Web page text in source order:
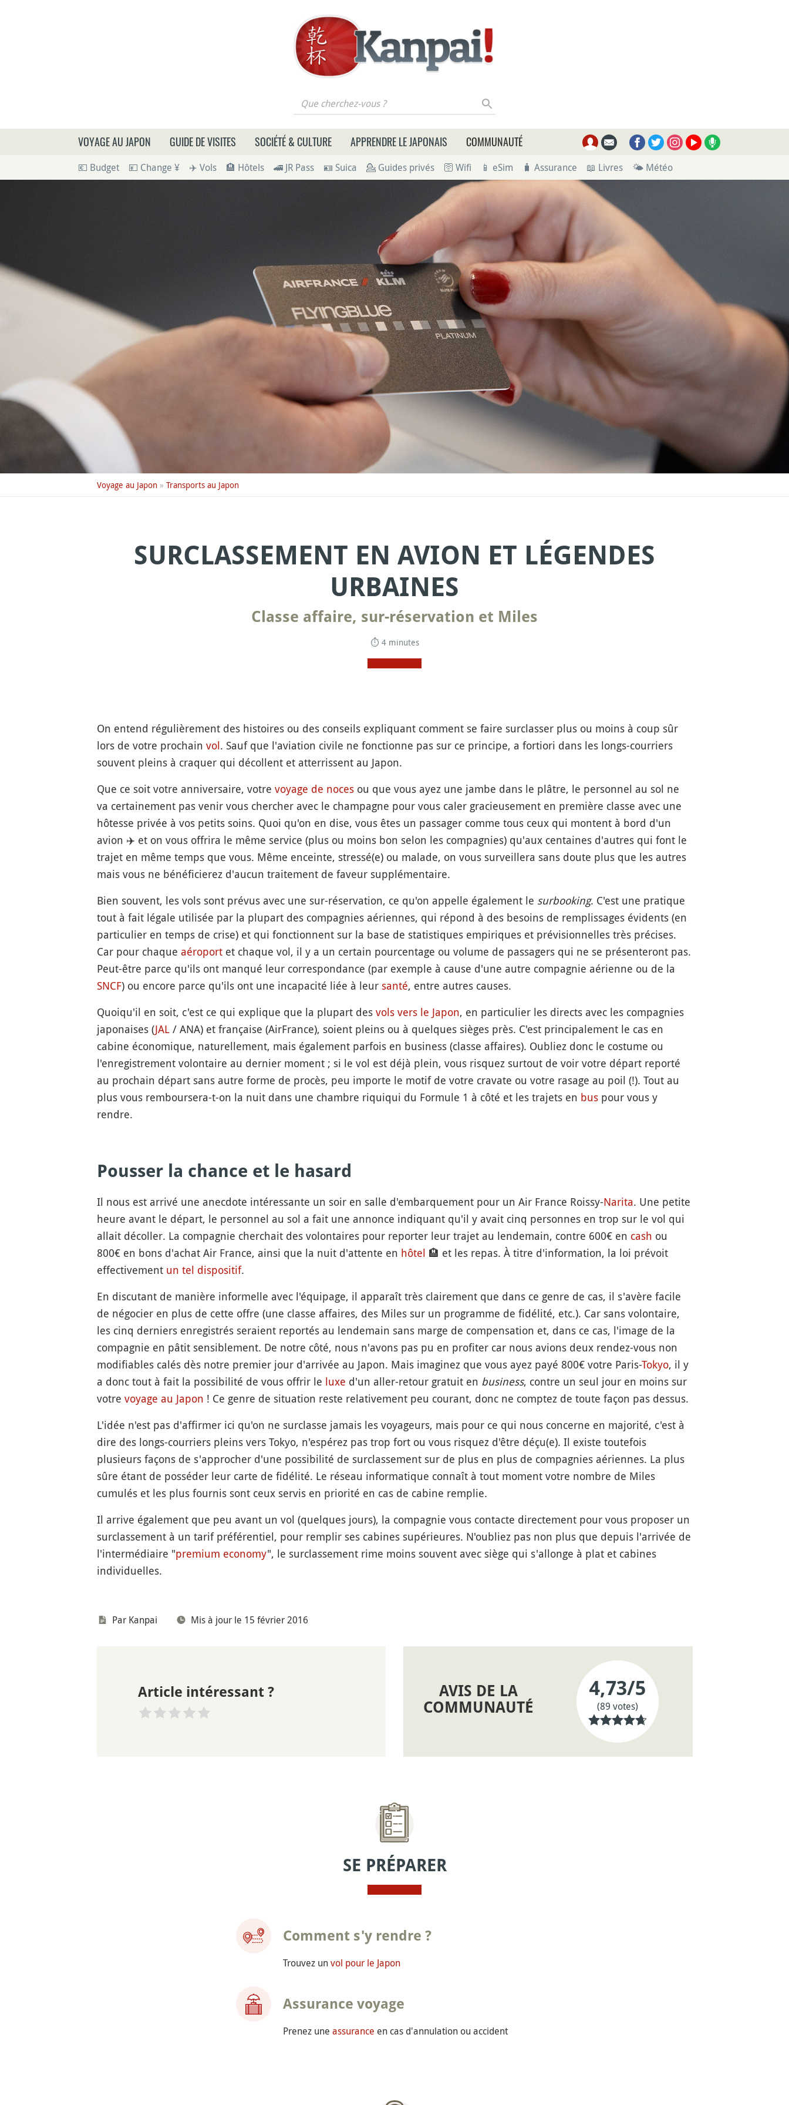
Que cherchez-vous ?
VOYAGE AU JAPON GUIDE DE VISITES SOCIÉTÉ & CULTURE APPRENDRE LE JAPONAIS COMMUNAUTÉ
💶 Budget 💴 Change ¥ ✈️ Vols 🏨 Hôtels 🚄 JR Pass 🪪 Suica 💁 Guides privés 🛜 Wifi 📱 eSim 🧳 Assurance 📖 Livres 🌤 Météo
Voyage au Japon» Transports au Japon
SURCLASSEMENT EN AVION ET LÉGENDES
URBAINES
Classe affaire, sur-réservation et Miles
⏱ 4 minutes
On entend régulièrement des histoires ou des conseils expliquant comment se faire surclasser plus ou moins à coup sûr
lors de votre prochain vol. Sauf que l'aviation civile ne fonctionne pas sur ce principe, a fortiori dans les longs-courriers
souvent pleins à craquer qui décollent et atterrissent au Japon.
Que ce soit votre anniversaire, votre voyage de nocesou que vous ayez une jambe dans le plâtre, le personnel au sol ne
va certainement pas venir vous chercher avec le champagne pour vous caler gracieusement en première classe avec une
hôtesse privée à vos petits soins. Quoi qu'on en dise, vous êtes un passager comme tous ceux qui montent à bord d'un
avion ✈️et on vous offrira le même service (plus ou moins bon selon les compagnies) qu'aux centaines d'autres qui font le
trajet en même temps que vous. Même enceinte, stressé(e) ou malade, on vous surveillera sans doute plus que les autres
mais vous ne bénéficierez d'aucun traitement de faveur supplémentaire.
Bien souvent, les vols sont prévus avec une sur-réservation, ce qu'on appelle également le surbooking. C'est une pratique
tout à fait légale utilisée par la plupart des compagnies aériennes, qui répond à des besoins de remplissages évidents (en
particulier en temps de crise) et qui fonctionnent sur la base de statistiques empiriques et prévisionnelles très précises.
Car pour chaque aéroportet chaque vol, il y a un certain pourcentage ou volume de passagers qui ne se présenteront pas.
Peut-être parce qu'ils ont manqué leur correspondance (par exemple à cause d'une autre compagnie aérienne ou de la
SNCF) ou encore parce qu'ils ont une incapacité liée à leur santé, entre autres causes.
Quoiqu'il en soit, c'est ce qui explique que la plupart des vols vers le Japon, en particulier les directs avec les compagnies
japonaises (JAL/ ANA) et française (AirFrance), soient pleins ou à quelques sièges près. C'est principalement le cas en
cabine économique, naturellement, mais également parfois en business (classe affaires). Oubliez donc le costume ou
l'enregistrement volontaire au dernier moment ; si le vol est déjà plein, vous risquez surtout de voir votre départ reporté
au prochain départ sans autre forme de procès, peu importe le motif de votre cravate ou votre rasage au poil (!). Tout au
plus vous remboursera-t-on la nuit dans une chambre riquiqui du Formule 1 à côté et les trajets en buspour vous y
rendre.
Pousser la chance et le hasard
Il nous est arrivé une anecdote intéressante un soir en salle d'embarquement pour un Air France Roissy-Narita. Une petite
heure avant le départ, le personnel au sol a fait une annonce indiquant qu'il y avait cinq personnes en trop sur le vol qui
allait décoller. La compagnie cherchait des volontaires pour reporter leur trajet au lendemain, contre 600€ en cash ou
800€ en bons d'achat Air France, ainsi que la nuit d'attente en hôtel 🏨 et les repas. À titre d'information, la loi prévoit
effectivement un tel dispositif.
En discutant de manière informelle avec l'équipage, il apparaît très clairement que dans ce genre de cas, il s'avère facile
de négocier en plus de cette offre (une classe affaires, des Miles sur un programme de fidélité, etc.). Car sans volontaire,
les cinq derniers enregistrés seraient reportés au lendemain sans marge de compensation et, dans ce cas, l'image de la
compagnie en pâtit sensiblement. De notre côté, nous n'avons pas pu en profiter car nous avions deux rendez-vous non
modifiables calés dès notre premier jour d'arrivée au Japon. Mais imaginez que vous ayez payé 800€ votre Paris-Tokyo, il y
a donc tout à fait la possibilité de vous offrir le luxe d'un aller-retour gratuit en business, contre un seul jour en moins sur
votre voyage au Japon ! Ce genre de situation reste relativement peu courant, donc ne comptez de toute façon pas dessus.
L'idée n'est pas d'affirmer ici qu'on ne surclasse jamais les voyageurs, mais pour ce qui nous concerne en majorité, c'est à
dire des longs-courriers pleins vers Tokyo, n'espérez pas trop fort ou vous risquez d'être déçu(e). Il existe toutefois
plusieurs façons de s'approcher d'une possibilité de surclassement sur de plus en plus de compagnies aériennes. La plus
sûre étant de posséder leur carte de fidélité. Le réseau informatique connaît à tout moment votre nombre de Miles
cumulés et les plus fournis sont ceux servis en priorité en cas de cabine remplie.
Il arrive également que peu avant un vol (quelques jours), la compagnie vous contacte directement pour vous proposer un
surclassement à un tarif préférentiel, pour remplir ses cabines supérieures. N'oubliez pas non plus que depuis l'arrivée de
l'intermédiaire "premium economy", le surclassement rime moins souvent avec siège qui s'allonge à plat et cabines
individuelles.
Par Kanpai Mis à jour le 15 février 2016
Article intéressant ?
AVIS DE LA
COMMUNAUTÉ
4,73/5
(89 votes)
SE PRÉPARER
Comment s'y rendre ?
Trouvez unvol pour le Japon
Assurance voyage
Prenez une assurance en cas d'annulation ou accident